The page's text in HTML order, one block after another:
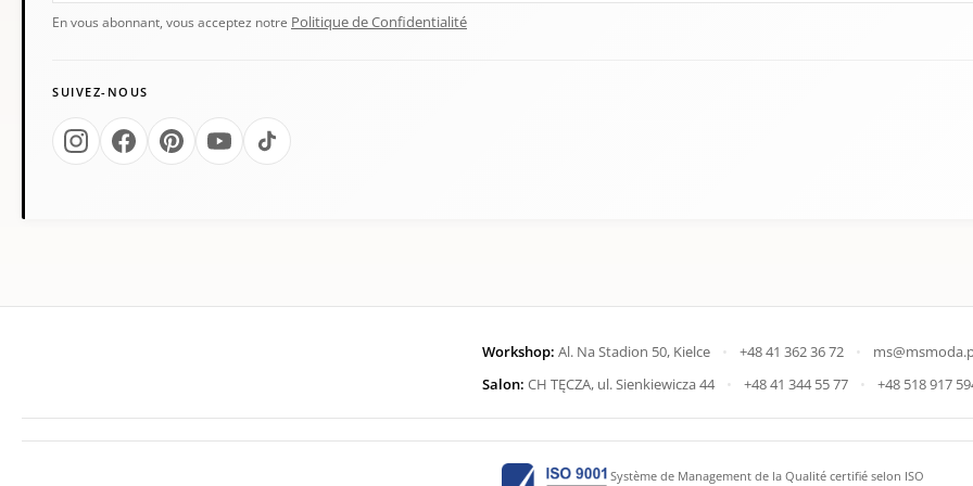
En vous abonnant, vous acceptez notre Politique de Confidentialité
SUIVEZ-NOUS
Workshop: Al. Na Stadion 50, Kielce • +48 41 362 36 72 •
Salon: CH TĘCZA, ul. Sienkiewicza 44 • +48 41 344 55 77 • +48 518 917
Système de Management de la Qualité certifié selon ISO